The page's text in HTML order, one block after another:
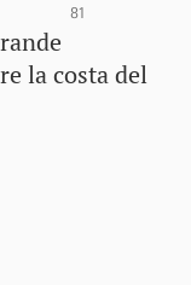
81
la costa del